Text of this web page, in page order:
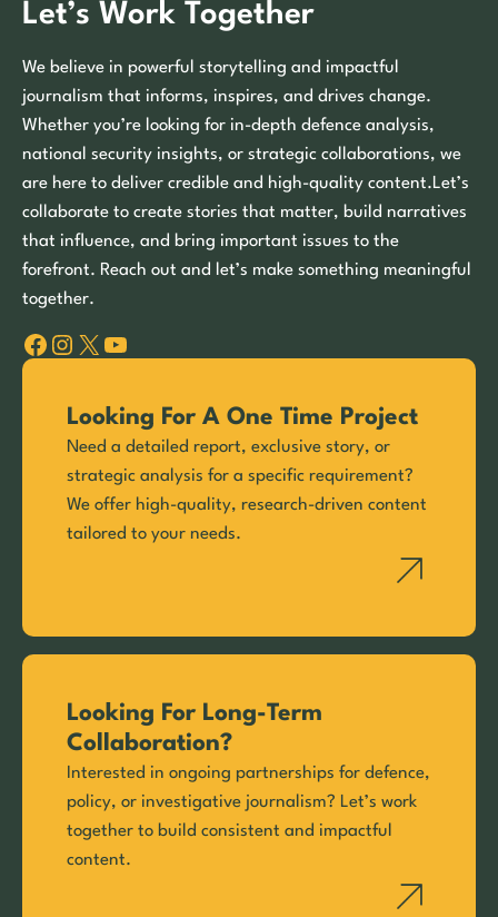
Let’s Work Together
We believe in powerful storytelling and impactful
journalism that informs, inspires, and drives change.
Whether you’re looking for in-depth defence analysis,
national security insights, or strategic collaborations, we
are here to deliver credible and high-quality content.Let’s
collaborate to create stories that matter, build narratives
that influence, and bring important issues to the
forefront. Reach out and let’s make something meaningful
together.
Facebook Instagram X YouTube
Looking For A One Time Project
Need a detailed report, exclusive story, or
strategic analysis for a specific requirement?
We offer high-quality, research-driven content
tailored to your needs.
Looking For Long-Term
Collaboration?
Interested in ongoing partnerships for defence,
policy, or investigative journalism? Let’s work
together to build consistent and impactful
content.